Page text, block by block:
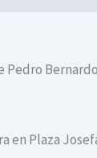
Pedro Bernardo
Plaza